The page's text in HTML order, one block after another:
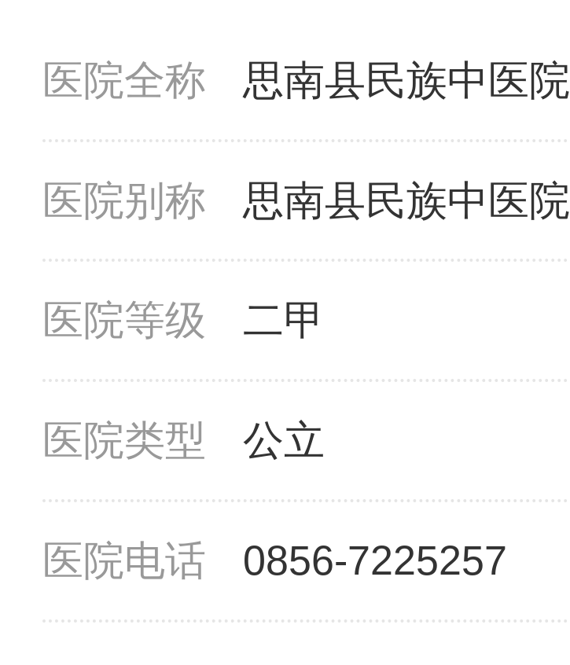
医院全称 思南县民族中医院
医院别称 思南县民族中医院
医院等级 二甲
医院类型 公立
医院电话 0856-7225257